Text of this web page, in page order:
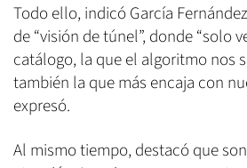
Todo ello, indicó García
de “visión de túnel”, donde “solo
catálogo, la que el algoritmo nos
también la que más encaja con
expresó.
Al mismo tiempo, destacó que